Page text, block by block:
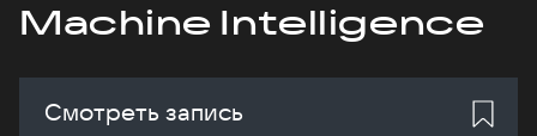
Machine Intelligence
Смотреть запись